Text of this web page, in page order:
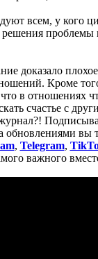
всем, у кого
проблемы
доказало
Кроме
в отношениях
счастье с
обновлениями вы
, Telegram,
важного